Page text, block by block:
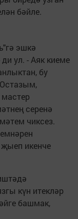
бәйле.
эшкә
ул. - Аяк киеме
бу
мастер
серенә
чиксез.
икенче
күн итекләр
башмак,